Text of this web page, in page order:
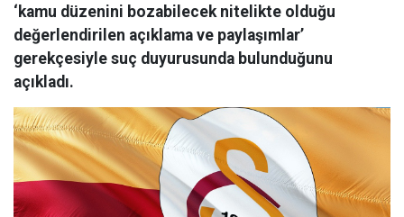
‘kamu düzenini bozabilecek nitelikte olduğu
değerlendirilen açıklama ve paylaşımlar’
gerekçesiyle suç duyurusunda bulunduğunu
açıkladı.